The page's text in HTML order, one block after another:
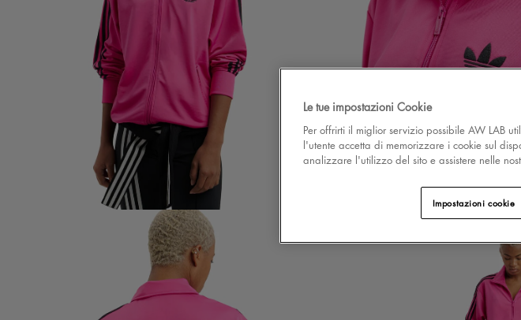
Le tue impostazioni Cookie
Per offrirti il miglior servizio possibile AW LAB
l'utente accetta di memorizzare i cookie sul
analizzare l'utilizzo del sito e assistere nelle
Impostazioni cookie